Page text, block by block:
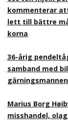
kommenterar
lett till bättre
korna
36-årig
samband med
Marius Borg
misshandel,